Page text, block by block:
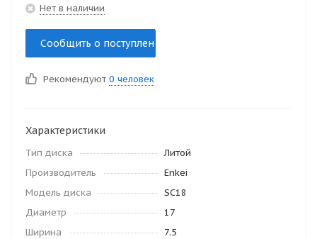
Нет в наличии
Сообщить о поступлении
Рекомендуют 0 человек
Характеристики
Тип диска
Литой
Производитель
Enkei
Модель диска
SC18
Диаметр
17
Ширина
7.5